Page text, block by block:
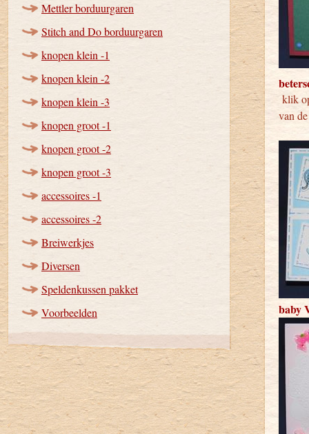
Mettler borduurgaren
Stitch and Do borduurgaren
knopen klein -1
knopen klein -2
knopen klein -3
knopen groot -1
knopen groot -2
knopen groot -3
accessoires -1
accessoires -2
Breiwerkjes
Diversen
Speldenkussen pakket
Voorbeelden
klik
van
baby